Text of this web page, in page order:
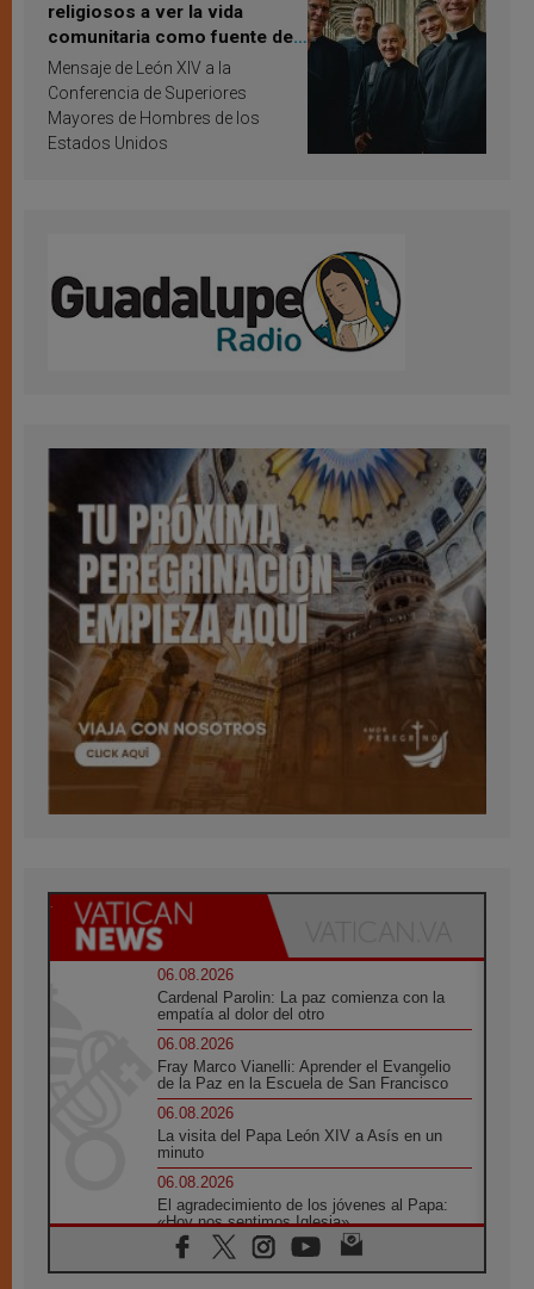
religiosos a ver la vida
comunitaria como fuente de
inspiración y santificación
Mensaje de León XIV a la
Conferencia de Superiores
Mayores de Hombres de los
Estados Unidos
06.08.2026
Cardenal Parolin: La paz comienza con la
empatía al dolor del otro
06.08.2026
Fray Marco Vianelli: Aprender el Evangelio
de la Paz en la Escuela de San Francisco
06.08.2026
La visita del Papa León XIV a Asís en un
minuto
06.08.2026
El agradecimiento de los jóvenes al Papa:
«Hoy nos sentimos Iglesia»
06.08.2026
Líbano: Reanudan los coloquios en Roma en